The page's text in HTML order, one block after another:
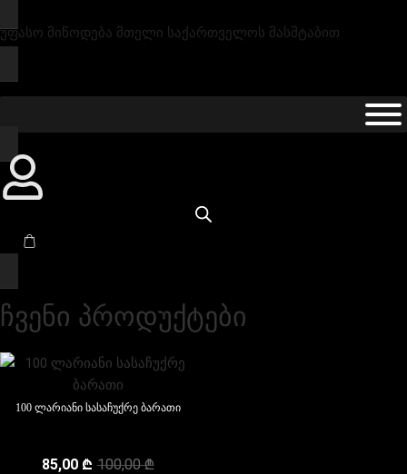
უფასო მიწოდება მთელი საქართველოს მასშტაბით
ჩვენი პროდუქტები
100 ლარიანი სასაჩუქრე ბარათი
100,00₾
85,00 ₾